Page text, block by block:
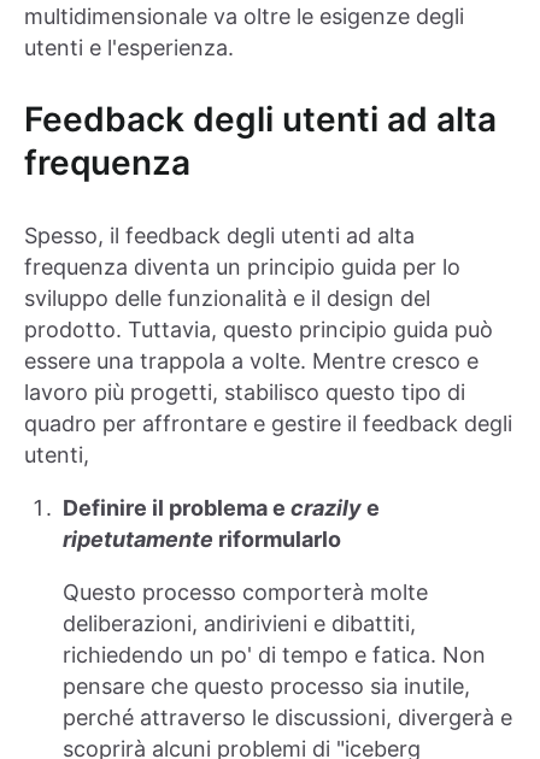
multidimensionale va oltre le esigenze degli
utenti e l'esperienza.
Feedback degli utenti ad alta
frequenza
Spesso, il feedback degli utenti ad alta
frequenza diventa un principio guida per lo
sviluppo delle funzionalità e il design del
prodotto. Tuttavia, questo principio guida può
essere una trappola a volte. Mentre cresco e
lavoro più progetti, stabilisco questo tipo di
quadro per affrontare e gestire il feedback degli
utenti,
Definire il problema e crazilye
ripetutamente riformularlo
Questo processo comporterà molte
deliberazioni, andirivieni e dibattiti,
richiedendo un po' di tempo e fatica. Non
pensare che questo processo sia inutile,
perché attraverso le discussioni, divergerà e
scoprirà alcuni problemi di "iceberg